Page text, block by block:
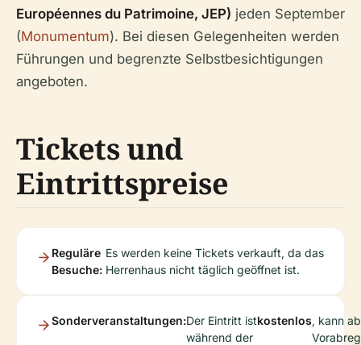
Européennes du Patrimoine, JEP) jeden September
(Monumentum). Bei diesen Gelegenheiten werden
Führungen und begrenzte Selbstbesichtigungen
angeboten.
Tickets und
Eintrittspreise
Reguläre
Besuche:
Es werden keine Tickets verkauft, da das
Herrenhaus nicht täglich geöffnet ist.
Sonderveranstaltungen:Der Eintritt ist
während der
kostenlos, kann